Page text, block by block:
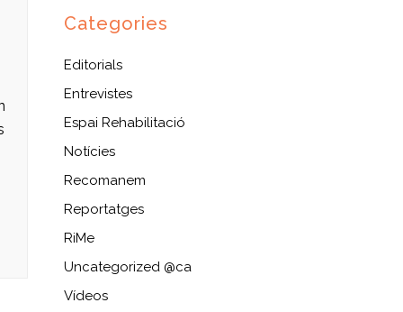
Categories
Editorials
Entrevistes
Espai Rehabilitació
Notícies
Recomanem
Reportatges
RiMe
Uncategorized @ca
Vídeos